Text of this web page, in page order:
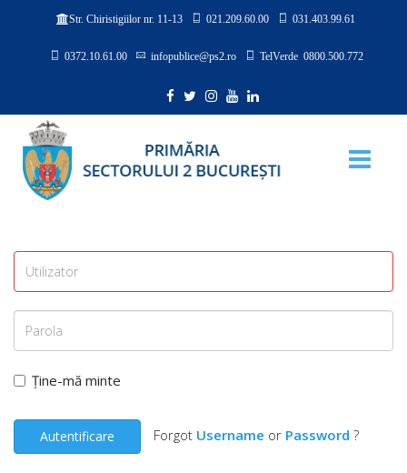
Str. Chiristigiilor nr. 11-13 021.209.60.00 031.403.99.61
0372.10.61.00 infopublice@ps2.ro TelVerde 0800.500.772
Ține-mă minte
Autentificare Forgot Username or Password ?